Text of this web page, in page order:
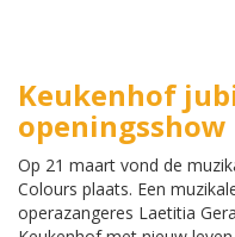
Keukenhof
openingsshow
Op 21 maart vond de
Colours plaats. Een
operazangeres Laetitia